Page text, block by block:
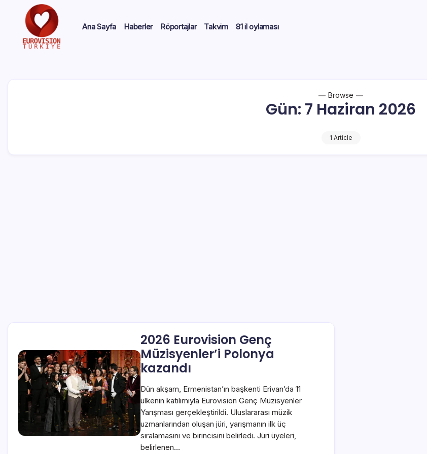
Ana Sayfa Haberler Röportajlar Takvim 81 il oylaması
Browse
Gün: 7 Haziran 2026
1 Article
2026 Eurovision Genç
Müzisyenler’i Polonya
kazandı
Dün akşam, Ermenistan’ın başkenti Erivan’da 11
ülkenin katılımıyla Eurovision Genç Müzisyenler
Yarışması gerçekleştirildi. Uluslararası müzik
uzmanlarından oluşan jüri, yarışmanın ilk üç
sıralamasını ve birincisini belirledi. Jüri üyeleri,
belirlenen…